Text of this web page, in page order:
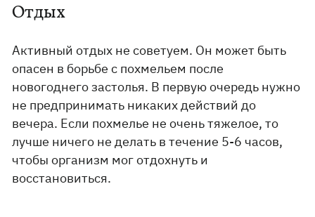
Отдых
Активный отдых не советуем. Он может быть
опасен в борьбе с похмельем после
новогоднего застолья. В первую очередь нужно
не предпринимать никаких действий до
вечера. Если похмелье не очень тяжелое, то
лучше ничего не делать в течение 5-6 часов,
чтобы организм мог отдохнуть и
восстановиться.